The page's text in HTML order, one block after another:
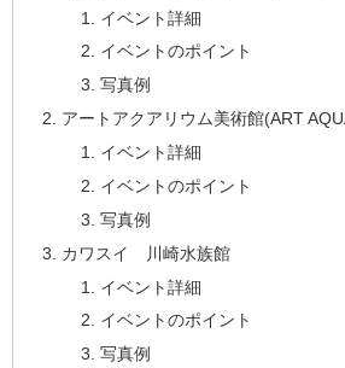
イベント詳細
イベントのポイント
写真例
アートアクアリウム美術館(ART
イベント詳細
イベントのポイント
写真例
カワスイ 川崎水族館
イベント詳細
イベントのポイント
写真例